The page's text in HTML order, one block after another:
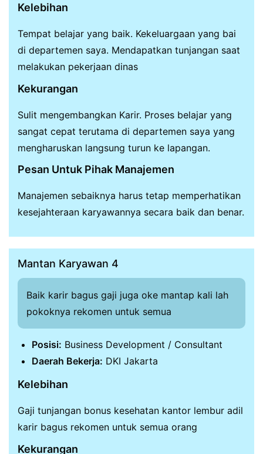
Kelebihan
Tempat belajar yang baik. Kekeluargaan yang bai
di departemen saya. Mendapatkan tunjangan saat
melakukan pekerjaan dinas
Kekurangan
Sulit mengembangkan Karir. Proses belajar yang
sangat cepat terutama di departemen saya yang
mengharuskan langsung turun ke lapangan.
Pesan Untuk Pihak Manajemen
Manajemen sebaiknya harus tetap memperhatikan
kesejahteraan karyawannya secara baik dan benar.
Mantan Karyawan 4
Baik karir bagus gaji juga oke mantap kali lah
pokoknya rekomen untuk semua
Posisi: Business Development / Consultant
Daerah Bekerja: DKI Jakarta
Kelebihan
Gaji tunjangan bonus kesehatan kantor lembur adil
karir bagus rekomen untuk semua orang
Kekurangan